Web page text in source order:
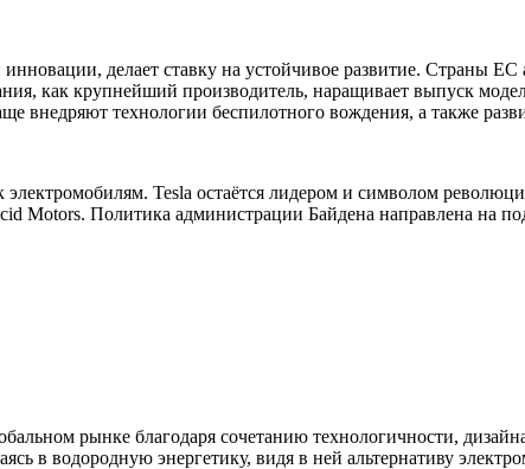
делает ставку на устойчивое развитие. Страны
как крупнейший производитель, наращивает выпуск
внедряют технологии беспилотного вождения, а также
Tesla остаётся лидером и символом
Motors. Политика администрации Байдена направлена на
рынке благодаря сочетанию технологичности,
в водородную энергетику, видя в ней альтернативу